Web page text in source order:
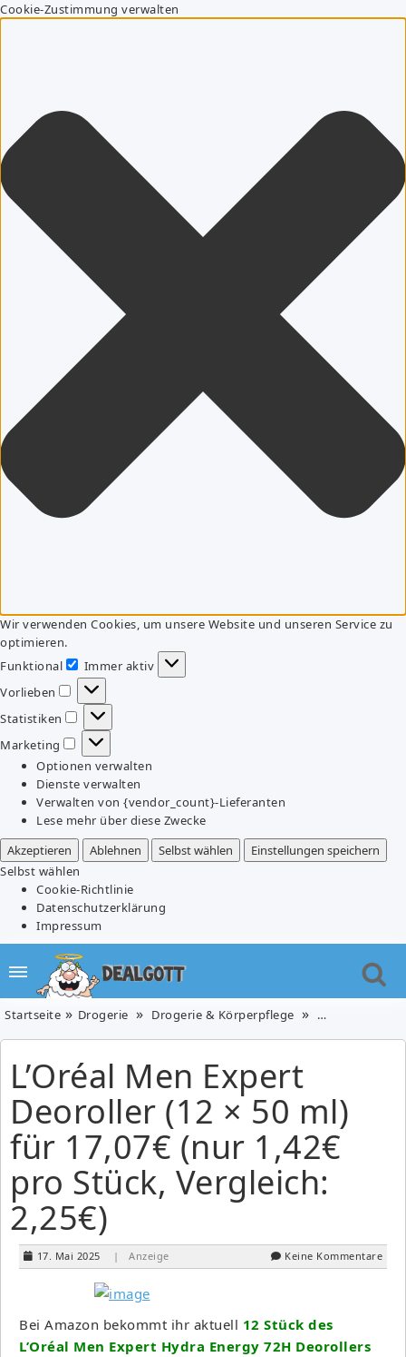
Cookie-Zustimmung verwalten
Wir verwenden Cookies, um unsere Website und unseren Service zu
optimieren.
Funktional
Funktional
Immer aktiv
Vorlieben
Vorlieben
Statistiken
Statistiken
Marketing
Marketing
Optionen verwalten
Dienste verwalten
Verwalten von {vendor_count}-Lieferanten
Lese mehr über diese Zwecke
Akzeptieren
Ablehnen Selbst wählen
Einstellungen speichern
Selbst wählen
Cookie-Richtlinie
Datenschutzerklärung
Impressum
Startseite Drogerie Drogerie & Körperpflege Parfümerie &
L’Oréal Men Expert
Deoroller (12 × 50 ml)
für 17,07€ (nur 1,42€
pro Stück, Vergleich:
2,25€)
17. Mai 2025 | Anzeige Keine Kommentare
Bei Amazon bekommt ihr aktuell 12 Stück des
L’Oréal Men Expert Hydra Energy 72H Deorollers